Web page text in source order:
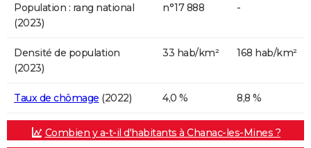
Population : rang national
(2023)
n°17 888 -
Densité de population
(2023)
33 hab/km² 168 hab/km²
Taux de chômage (2022) 4,0 % 8,8 %
Combien y a-t-il d'habitants à Chanac-les-Mines ?